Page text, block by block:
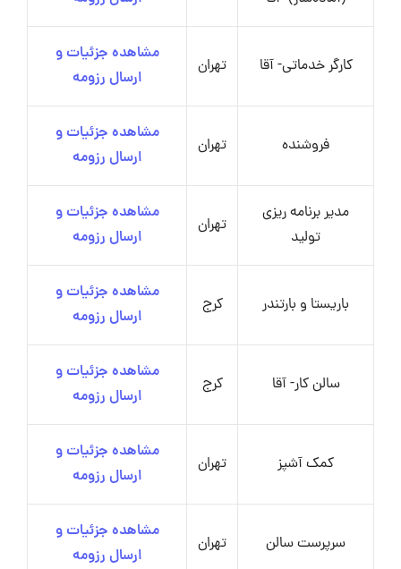
کارگر خدماتی- آقا تهران
مشاهده جزئیات و
ارسال رزومه
فروشنده تهران
مشاهده جزئیات و
ارسال رزومه
مدیر برنامه ریزی
تولید
تهران
مشاهده جزئیات و
ارسال رزومه
باریستا و بارتندر کرج
مشاهده جزئیات و
ارسال رزومه
سالن کار- آقا کرج
مشاهده جزئیات و
ارسال رزومه
کمک آشپز تهران
مشاهده جزئیات و
ارسال رزومه
سرپرست سالن تهران
مشاهده جزئیات و
ارسال رزومه